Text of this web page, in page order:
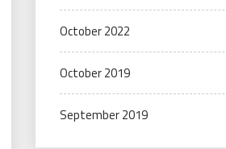
October 2022
October 2019
September 2019